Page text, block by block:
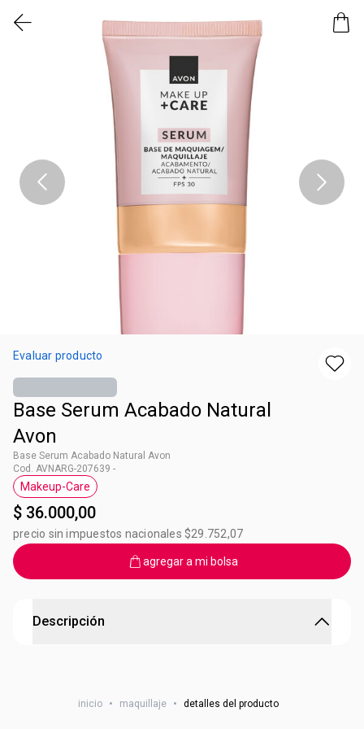
Evaluar producto
Base Serum Acabado Natural
Avon
Base Serum Acabado Natural Avon
Cod. AVNARG-207639 -
Etiqueta Makeup-Care
Makeup-Care
$ 36.000,00
precio sin impuestos nacionales $29.752,07
agregar a mi bolsa
Descripción
personas dijeron que la piel se siente más suave y luce
inicio • maquillaje • detalles del producto